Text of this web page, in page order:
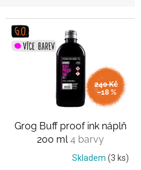
240 Kč
–18 %
Grog Buff proof ink náplň
200 ml 4 barvy
Skladem (3 ks)